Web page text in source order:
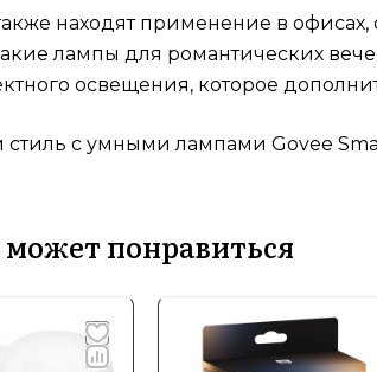
находят применение в
лампы для романтических
освещения, которое
стиль с умными лампами Govee
понравиться